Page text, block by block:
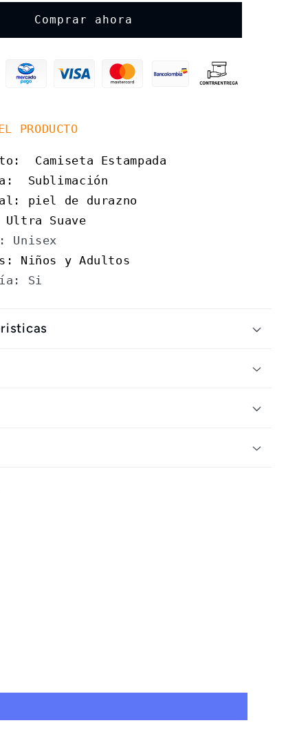
Ball
Goku
Comprar ahora
PRODUCTO
Camiseta Estampada
Sublimación
piel de durazno
Suave
Unisex
Niños y Adultos
Si